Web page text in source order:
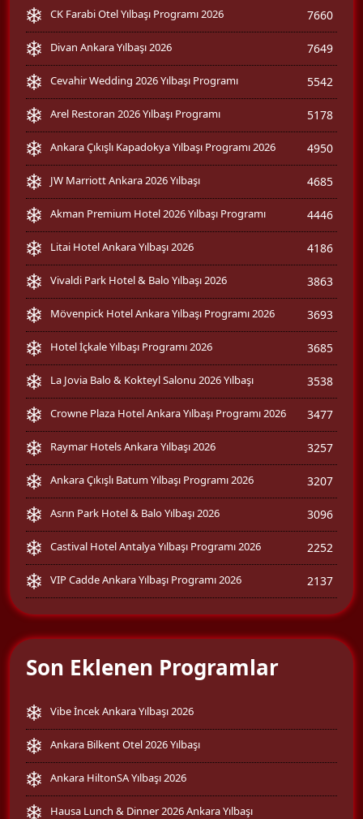
CK Farabi Otel Yılbaşı Programı 2026 7660
Divan Ankara Yılbaşı 2026 7649
Cevahir Wedding 2026 Yılbaşı Programı 5542
Arel Restoran 2026 Yılbaşı Programı 5178
Ankara Çıkışlı Kapadokya Yılbaşı Programı 2026 4950
JW Marriott Ankara 2026 Yılbaşı 4685
Akman Premium Hotel 2026 Yılbaşı Programı 4446
Litai Hotel Ankara Yılbaşı 2026 4186
Vivaldi Park Hotel & Balo Yılbaşı 2026 3863
Mövenpick Hotel Ankara Yılbaşı Programı 2026 3693
Hotel İçkale Yılbaşı Programı 2026 3685
La Jovia Balo & Kokteyl Salonu 2026 Yılbaşı 3538
Crowne Plaza Hotel Ankara Yılbaşı Programı 2026 3477
Raymar Hotels Ankara Yılbaşı 2026 3257
Ankara Çıkışlı Batum Yılbaşı Programı 2026 3207
Asrın Park Hotel & Balo Yılbaşı 2026 3096
Castival Hotel Antalya Yılbaşı Programı 2026 2252
VIP Cadde Ankara Yılbaşı Programı 2026 2137
Son Eklenen Programlar
Vibe İncek Ankara Yılbaşı 2026
Ankara Bilkent Otel 2026 Yılbaşı
Ankara HiltonSA Yılbaşı 2026
Hausa Lunch & Dinner 2026 Ankara Yılbaşı